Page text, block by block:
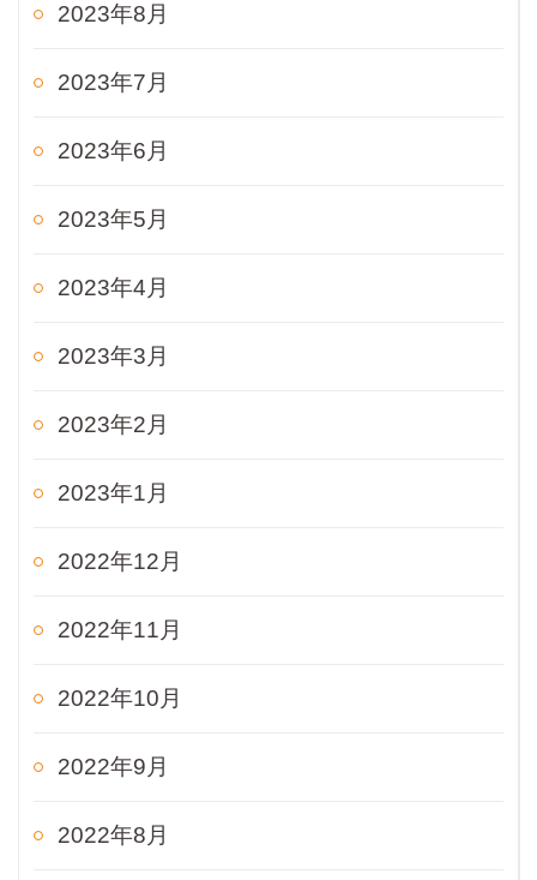
2023年8月
2023年7月
2023年6月
2023年5月
2023年4月
2023年3月
2023年2月
2023年1月
2022年12月
2022年11月
2022年10月
2022年9月
2022年8月